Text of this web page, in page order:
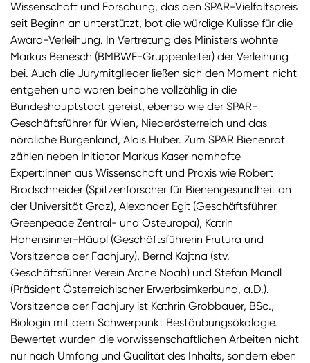
Wissenschaft und Forschung, das den SPAR-Vielfaltspreis
seit Beginn an unterstützt, bot die würdige Kulisse für die
Award-Verleihung. In Vertretung des Ministers wohnte
Markus Benesch (BMBWF-Gruppenleiter) der Verleihung
bei. Auch die Jurymitglieder ließen sich den Moment nicht
entgehen und waren beinahe vollzählig in die
Bundeshauptstadt gereist, ebenso wie der SPAR-
Geschäftsführer für Wien, Niederösterreich und das
nördliche Burgenland, Alois Huber. Zum SPAR Bienenrat
zählen neben Initiator Markus Kaser namhafte
Expert:innen aus Wissenschaft und Praxis wie Robert
Brodschneider (Spitzenforscher für Bienengesundheit an
der Universität Graz), Alexander Egit (Geschäftsführer
Greenpeace Zentral- und Osteuropa), Katrin
Hohensinner-Häupl (Geschäftsführerin Frutura und
Vorsitzende der Fachjury), Bernd Kajtna (stv.
Geschäftsführer Verein Arche Noah) und Stefan Mandl
(Präsident Österreichischer Erwerbsimkerbund, a.D.).
Vorsitzende der Fachjury ist Kathrin Grobbauer, BSc.,
Biologin mit dem Schwerpunkt Bestäubungsökologie.
Bewertet wurden die vorwissenschaftlichen Arbeiten nicht
nur nach Umfang und Qualität des Inhalts, sondern eben